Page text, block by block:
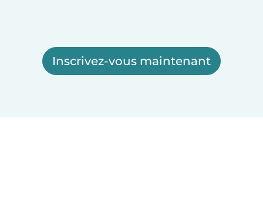
Inscrivez-vous maintenant